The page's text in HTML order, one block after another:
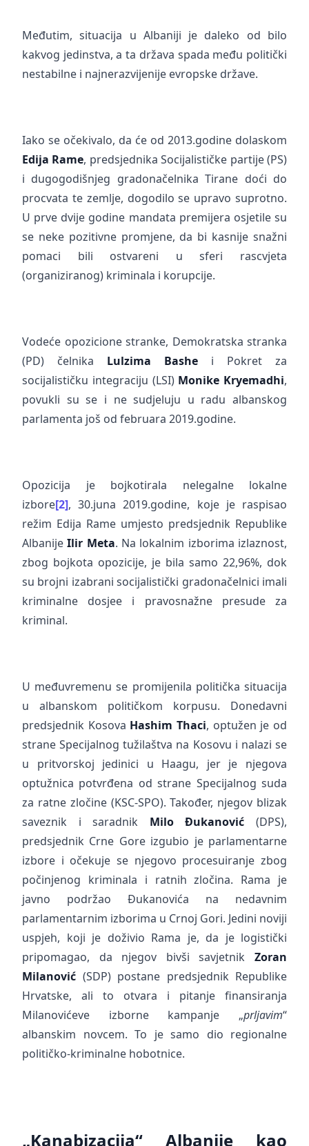
Međutim, situacija u Albaniji je daleko od bilo
kakvog jedinstva, a ta država spada među politički
nestabilne i najnerazvijenije evropske države.
Iako se očekivalo, da će od 2013.godine dolaskom
Edija Rame, predsjednika Socijalističke partije (PS)
i dugogodišnjeg gradonačelnika Tirane doći do
procvata te zemlje, dogodilo se upravo suprotno.
U prve dvije godine mandata premijera osjetile su
se neke pozitivne promjene, da bi kasnije snažni
pomaci bili ostvareni u sferi rascvjeta
(organiziranog) kriminala i korupcije.
Vodeće opozicione stranke, Demokratska stranka
(PD) čelnika Lulzima Bashe i Pokret za
socijalističku integraciju (LSI) Monike Kryemadhi,
povukli su se i ne sudjeluju u radu albanskog
parlamenta još od februara 2019.godine.
Opozicija je bojkotirala nelegalne lokalne
izbore[2], 30.juna 2019.godine, koje je raspisao
režim Edija Rame umjesto predsjednik Republike
AlbanijeIlir Meta. Na lokalnim izborima izlaznost,
zbog bojkota opozicije, je bila samo 22,96%, dok
su brojni izabrani socijalistički gradonačelnici imali
kriminalne dosjee i pravosnažne presude za
kriminal.
U međuvremenu se promijenila politička situacija
u albanskom političkom korpusu. Donedavni
predsjednik Kosova Hashim Thaci, optužen je od
strane Specijalnog tužilaštva na Kosovu i nalazi se
u pritvorskoj jedinici u Haagu, jer je njegova
optužnica potvrđena od strane Specijalnog suda
za ratne zločine (KSC-SPO). Također, njegov blizak
saveznik i saradnik Milo Đukanović(DPS),
predsjednik Crne Gore izgubio je parlamentarne
izbore i očekuje se njegovo procesuiranje zbog
počinjenog kriminala i ratnih zločina. Rama je
javno podržao Đukanovića na nedavnim
parlamentarnim izborima u Crnoj Gori. Jedini noviji
uspjeh, koji je doživio Rama je, da je logistički
pripomagao, da njegov bivši savjetnik Zoran
Milanović (SDP) postane predsjednik Republike
Hrvatske, ali to otvara i pitanje finansiranja
Milanovićeve izborne kampanje „prljavim“
albanskim novcem. To je samo dio regionalne
političko-kriminalne hobotnice.
„Kanabizacija“ Albanije kao